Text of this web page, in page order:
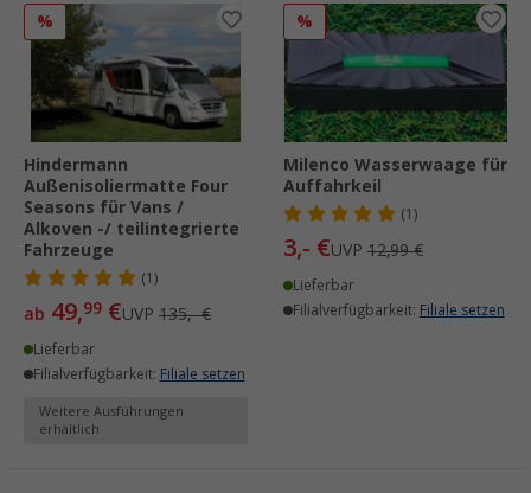
%
Hindermann
Außenisoliermatte Four
Seasons für Vans /
Alkoven -/ teilintegrierte
Fahrzeuge
(1)
ab 49,99 €UVP 135,- €
Lieferbar
Filialverfügbarkeit: Filiale setzen
Weitere Ausführungen
erhältlich
%
Milenco Wasserwaage für
Auffahrkeil
(1)
3,- €UVP 12,99 €
Lieferbar
Filialverfügbarkeit: Filiale setzen